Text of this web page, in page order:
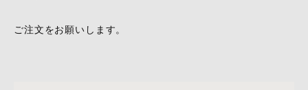
ご注文をお願いします。